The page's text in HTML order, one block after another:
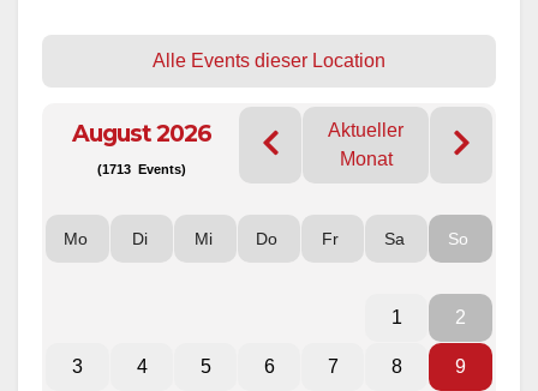
Alle Events dieser Location
August 2026
(1713 Events)
Aktueller
Monat
Mo Di Mi Do Fr Sa So
1 2
3 4 5 6 7 8 9